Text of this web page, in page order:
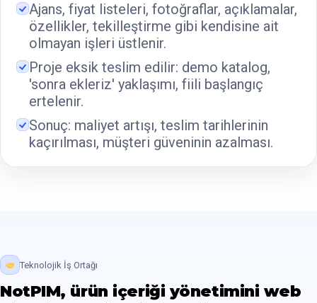
Ajans, fiyat listeleri, fotoğraflar, açıklamalar,
özellikler, tekilleştirme gibi kendisine ait
olmayan işleri üstlenir.
Proje eksik teslim edilir: demo katalog,
'sonra ekleriz' yaklaşımı, fiili başlangıç
ertelenir.
Sonuç: maliyet artışı, teslim tarihlerinin
kaçırılması, müşteri güveninin azalması.
Teknolojik İş Ortağı
NotPIM, ürün içeriği yönetimini web